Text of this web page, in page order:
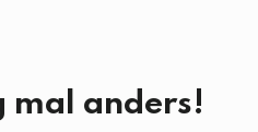
mal anders!